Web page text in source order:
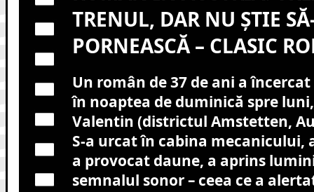
TRENUL, DAR NU ȘTIE
PORNEASCĂ – CLASIC
Un român de 37 de ani a
în noaptea de duminică spre
Valentin (districtul Amstetten,
S-a urcat în cabina mecanicului,
a provocat daune, a aprins
semnalul sonor – ceea ce a